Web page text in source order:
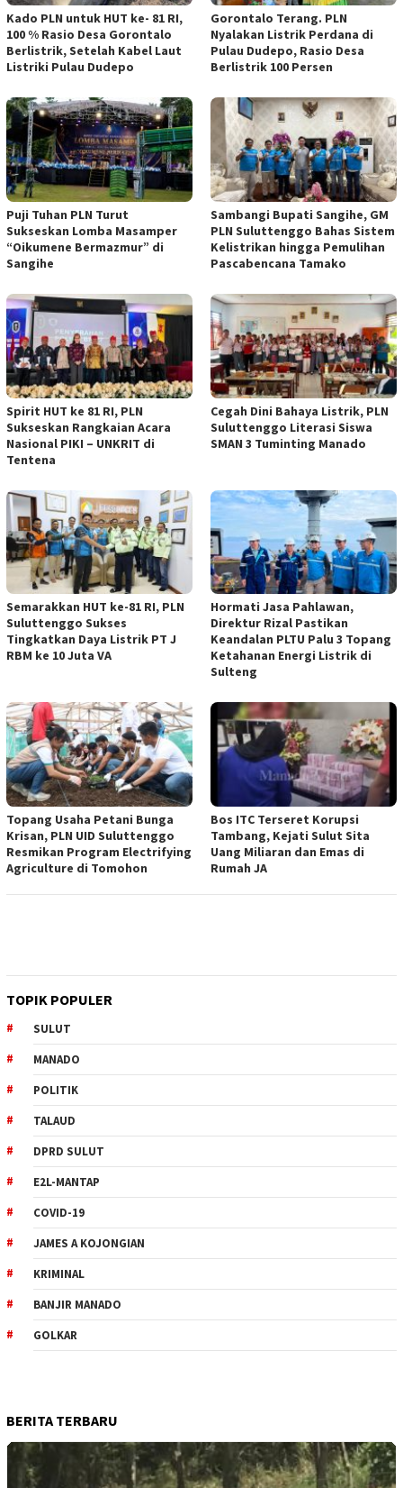
Kado PLN untuk HUT ke- 81 RI,
100 % Rasio Desa Gorontalo
Berlistrik, Setelah Kabel Laut
Listriki Pulau Dudepo
Gorontalo Terang. PLN
Nyalakan Listrik Perdana di
Pulau Dudepo, Rasio Desa
Berlistrik 100 Persen
Puji Tuhan PLN Turut
Sukseskan Lomba Masamper
“Oikumene Bermazmur” di
Sangihe
Sambangi Bupati Sangihe, GM
PLN Suluttenggo Bahas Sistem
Kelistrikan hingga Pemulihan
Pascabencana Tamako
Spirit HUT ke 81 RI, PLN
Sukseskan Rangkaian Acara
Nasional PIKI – UNKRIT di
Tentena
Cegah Dini Bahaya Listrik, PLN
Suluttenggo Literasi Siswa
SMAN 3 Tuminting Manado
Semarakkan HUT ke-81 RI, PLN
Suluttenggo Sukses
Tingkatkan Daya Listrik PT J
RBM ke 10 Juta VA
Hormati Jasa Pahlawan,
Direktur Rizal Pastikan
Keandalan PLTU Palu 3 Topang
Ketahanan Energi Listrik di
Sulteng
Topang Usaha Petani Bunga
Krisan, PLN UID Suluttenggo
Resmikan Program Electrifying
Agriculture di Tomohon
Bos ITC Terseret Korupsi
Tambang, Kejati Sulut Sita
Uang Miliaran dan Emas di
Rumah JA
TOPIK POPULER
SULUT
MANADO
POLITIK
TALAUD
DPRD SULUT
E2L-MANTAP
COVID-19
JAMES A KOJONGIAN
KRIMINAL
BANJIR MANADO
GOLKAR
BERITA TERBARU